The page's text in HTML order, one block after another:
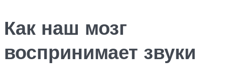
Как наш мозг
воспринимает звуки